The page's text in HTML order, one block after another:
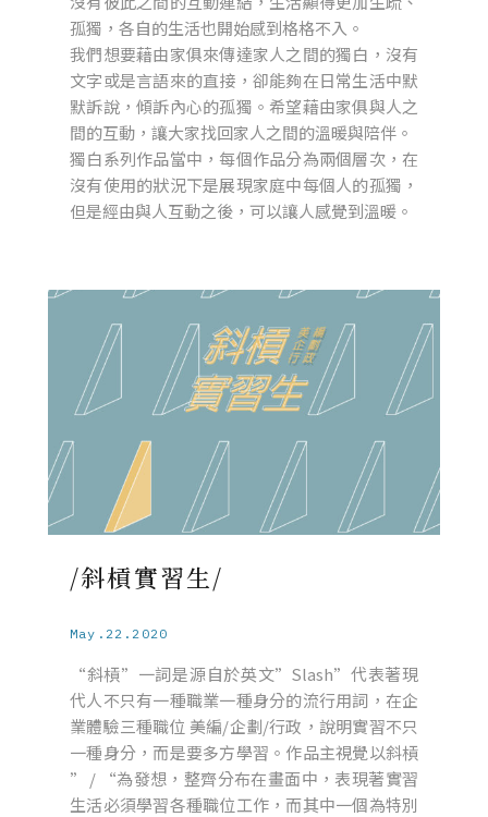
孤獨，各自的生活也開始感到格格不入。
我們想要藉由家俱來傳達家人之間的獨白，沒有
文字或是言語來的直接，卻能夠在日常生活中默
默訴說，傾訴內心的孤獨。希望藉由家俱與人之
間的互動，讓大家找回家人之間的溫暖與陪伴。
獨白系列作品當中，每個作品分為兩個層次，在
沒有使用的狀況下是展現家庭中每個人的孤獨，
但是經由與人互動之後，可以讓人感覺到溫暖。
/斜槓實習生/
May.22.2020
“斜槓”一詞是源自於英文”Slash”代表著現
代人不只有一種職業一種身分的流行用詞，在企
業體驗三種職位 美編/企劃/行政，說明實習不只
一種身分，而是要多方學習。作品主視覺以斜槓
” / “為發想，整齊分布在畫面中，表現著實習
生活必須學習各種職位工作，而其中一個為特別